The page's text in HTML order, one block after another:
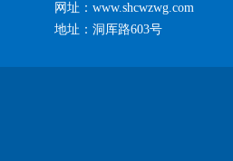
网址：www.shcwzwg.com
地址：洞厍路603号